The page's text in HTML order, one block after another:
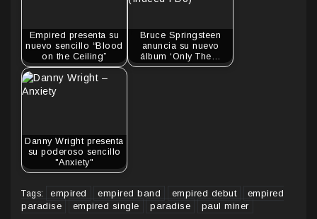
Empired presenta su
nuevo sencillo “Blood
on the Ceiling”
Bruce Springsteen
anuncia su nuevo
álbum ‘Only The…
Danny Wright presenta
su poderoso sencillo
"Anxiety"
Tags: empired empired band empired debut
empired
paradise
empired single paradise paul miner